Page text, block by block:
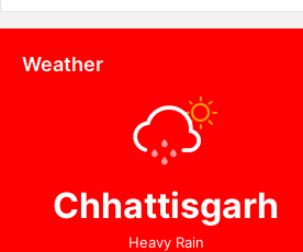
Weather
Chhattisgarh
Heavy Rain